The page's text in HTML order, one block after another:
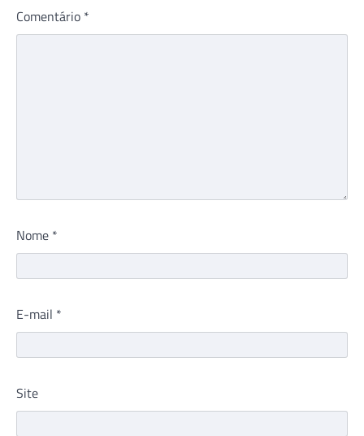
Comentário *
Nome *
E-mail *
Site